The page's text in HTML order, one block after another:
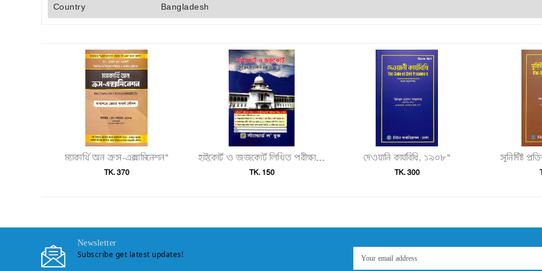
Country Bangladesh
ম্যাকার্থি অন ক্রস-এক্সামিনেশন"
TK. 370
হাইকোর্ট ও জজকোর্ট লিখিত পরীক্ষার প্রস্তুতির খাতা"
TK. 150
দেওয়ানি কার্যবিধি, ১৯০৮"
TK. 300
সুনির্দিষ্ট
Newsletter
Subscribe get latest updates!